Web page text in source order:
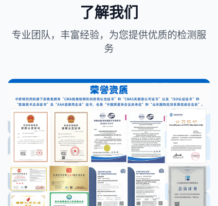
了解我们
专业团队，丰富经验，为您提供优质的检测服
务